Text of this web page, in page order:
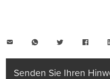
WhatsAppTwitter
Senden Sie Ihren